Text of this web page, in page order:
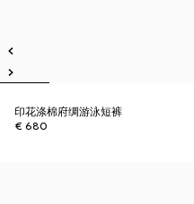
印花涤棉府绸游泳短裤
€ 680